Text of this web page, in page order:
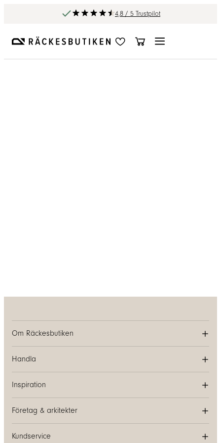
4,8 / 5 Trustpilot
Om Räckesbutiken
Handla
Inspiration
Företag & arkitekter
Kundservice